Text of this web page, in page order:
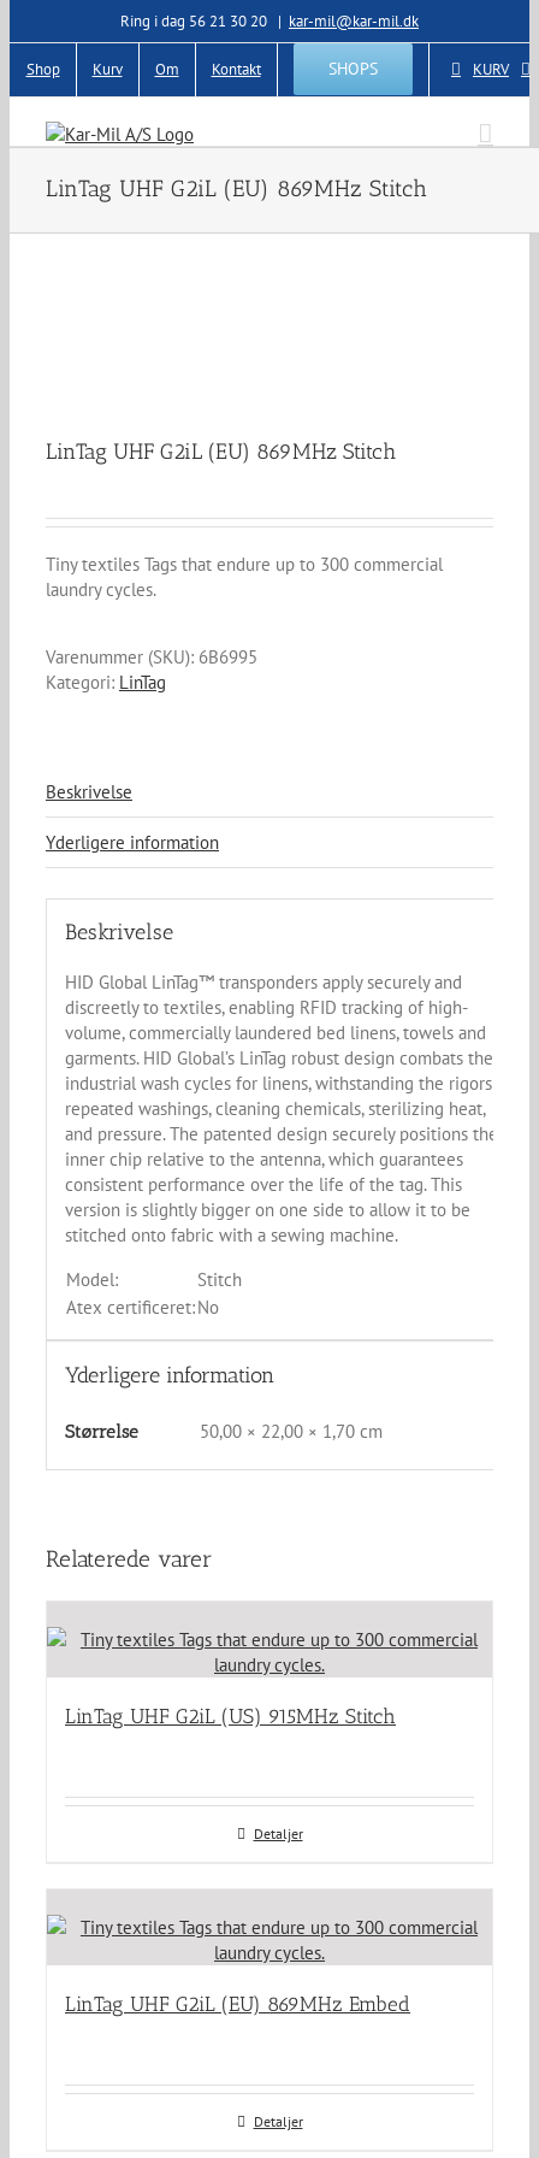
to
content
Ring i dag 56 21 30 20 | kar-mil@kar-mil.dk
Shop Kurv Om Kontakt SHOPS KURV
LinTag UHF G2iL (EU) 869MHz Stitch
LinTag UHF G2iL (EU) 869MHz Stitch
Tiny textiles Tags that endure up to 300 commercial
laundry cycles.
Varenummer (SKU): 6B6995
Kategori: LinTag
Beskrivelse
Yderligere information
Beskrivelse
HID Global LinTag™ transponders apply securely and
discreetly to textiles, enabling RFID tracking of high-
volume, commercially laundered bed linens, towels and
garments. HID Global’s LinTag robust design combats the
industrial wash cycles for linens, withstanding the rigors of
repeated washings, cleaning chemicals, sterilizing heat,
and pressure. The patented design securely positions the
inner chip relative to the antenna, which guarantees
consistent performance over the life of the tag. This
version is slightly bigger on one side to allow it to be
stitched onto fabric with a sewing machine.
Model:
Stitch
Atex certificeret:No
Yderligere information
Størrelse 50,00 × 22,00 × 1,70 cm
Relaterede varer
LinTag UHF G2iL (US) 915MHz Stitch
Detaljer
LinTag UHF G2iL (EU) 869MHz Embed
Detaljer